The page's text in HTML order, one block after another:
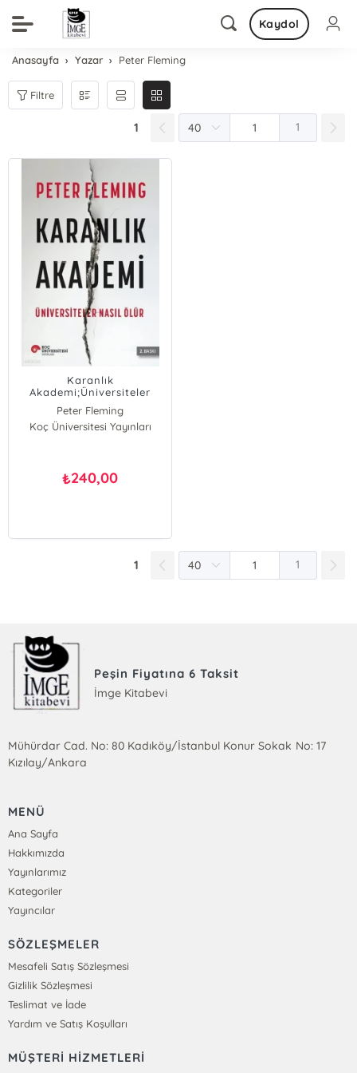
Kaydol
Anasayfa Yazar Peter Fleming
Filtre
1 1
Karanlık
Akademi;Üniversiteler
Nasıl Ölür
Peter Fleming
Koç Üniversitesi Yayınları
₺240,00
1 1
Peşin Fiyatına 6 Taksit
İmge Kitabevi
Mühürdar Cad. No: 80 Kadıköy/İstanbul Konur Sokak No: 17
Kızılay/Ankara
MENÜ
Ana Sayfa
Hakkımızda
Yayınlarımız
Kategoriler
Yayıncılar
SÖZLEŞMELER
Mesafeli Satış Sözleşmesi
Gizlilik Sözleşmesi
Teslimat ve İade
Yardım ve Satış Koşulları
MÜŞTERİ HİZMETLERİ